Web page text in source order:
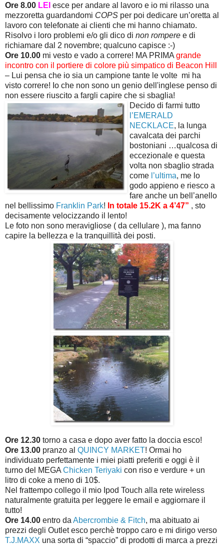
Ore 8.00 LEI esce per andare al lavoro e io mi rilasso una
mezzoretta guardandomi COPS per poi dedicare un’oretta al
lavoro con telefonate ai clienti che mi hanno chiamato.
Risolvo i loro problemi e/o gli dico di non rompere e di
richiamare dal 2 novembre; qualcuno capisce :-)
Ore 10.00 mi vesto e vado a correre! MA PRIMA grande
incontro con il portiere di colore più simpatico di Beacon Hill
– Lui pensa che io sia un campione tante le volte mi ha
visto correre! Io che non sono un genio dell'inglese penso di
non essere riuscito a fargli capire che si sbaglia!
Decido di farmi tutto
l’EMERALD
NECKLACE, la lunga
cavalcata dei parchi
bostoniani …qualcosa di
eccezionale e questa
volta non sbaglio strada
come l’ultima, me lo
godo appieno e riesco a
fare anche un bell’anello
nel bellissimo Franklin Park! In totale 15.2K a 4’47” , sto
decisamente velocizzando il lento!
Le foto non sono meravigliose ( da cellulare ), ma fanno
capire la bellezza e la tranquillità dei posti.
Ore 12.30 torno a casa e dopo aver fatto la doccia esco!
Ore 13.00 pranzo al QUINCY MARKET! Ormai ho
individuato perfettamente i miei piatti preferiti e oggi è il
turno del MEGA Chicken Teriyaki con riso e verdure + un
litro di coke a meno di 10$.
Nel frattempo collego il mio Ipod Touch alla rete wireless
naturalmente gratuita per leggere le email e aggiornare il
tutto!
Ore 14.00 entro da Abercrombie & Fitch, ma abituato ai
prezzi degli Outlet esco perchè troppo caro e mi dirigo verso
T.J.MAXX una sorta di “spaccio” di prodotti di marca a prezzi